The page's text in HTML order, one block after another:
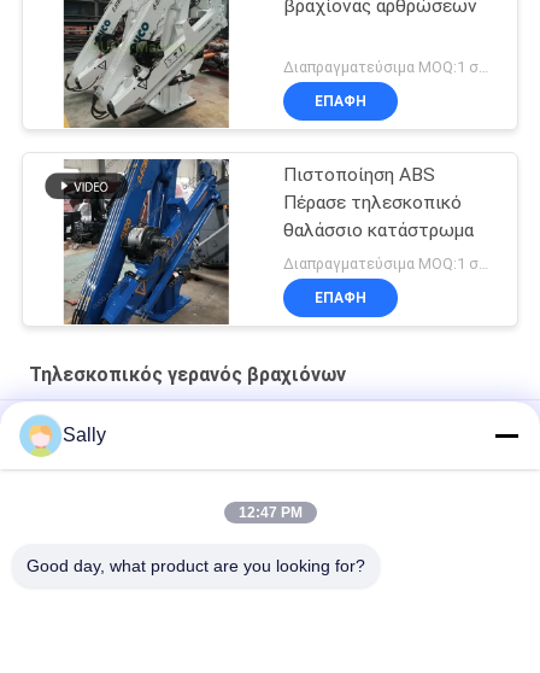
βραχίονας αρθρώσεων
ΕΠΑΦΉ
Πιστοποίηση ABS
Πέρασε τηλεσκοπικό
θαλάσσιο κατάστρωμα
ΕΠΑΦΉ
Τηλεσκοπικός γερανός βραχιόνων
Γερανός ηλεκτρικού μηχανοστασίου 10 τόνων για πλοίο
Υδραυλικός Τηλεσκοπικός Γερανός Αποβάθρας 12T10M
Θαλάσσιο υδραυλικό 3t 30m άσπρος τηλεσκοπικός γερανός
Sally
12:47 PM
Good day, what product are you looking for?